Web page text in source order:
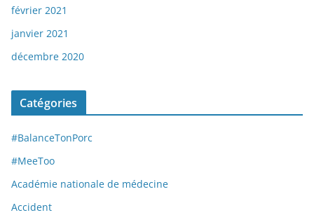
février 2021
janvier 2021
décembre 2020
Catégories
#BalanceTonPorc
#MeeToo
Académie nationale de médecine
Accident